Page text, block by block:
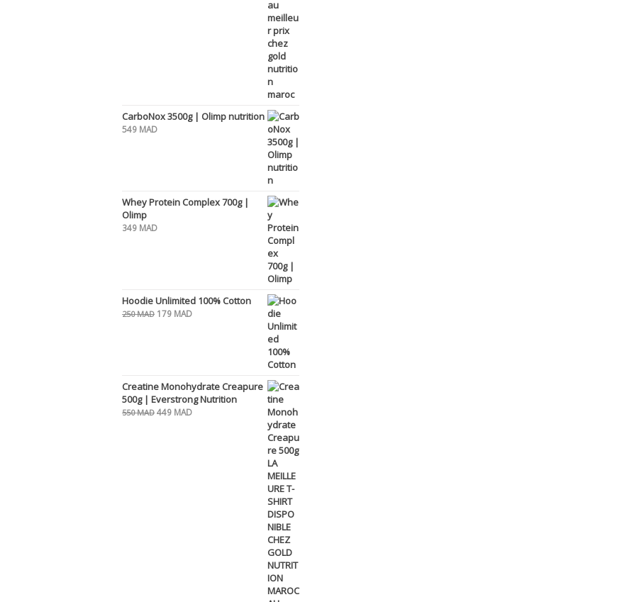
CarboNox 3500g | Olimp nutrition
549 MAD
Whey Protein Complex 700g |
Olimp
349 MAD
Hoodie Unlimited 100% Cotton
250MAD Le
179 MADLe
Creatine Monohydrate Creapure
500g | Everstrong Nutrition
550MAD Le
449 MADLe